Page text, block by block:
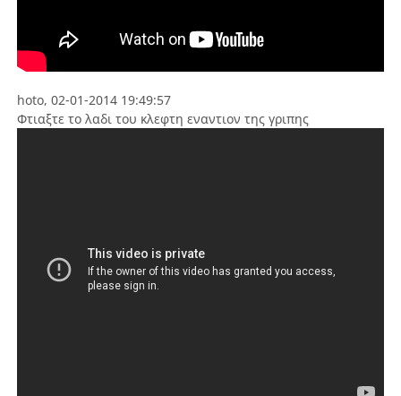
hoto, 02-01-2014 19:49:57
Φτιαξτε το λαδι του κλεφτη εναντιον της γριπης